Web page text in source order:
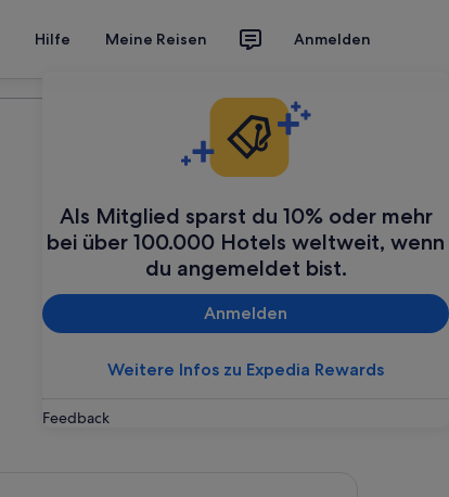
Hilfe Meine Reisen Anmelden
Als Mitglied sparst du 10% oder mehr
bei über 100.000 Hotels weltweit, wenn
du angemeldet bist.
Anmelden
Weitere Infos zu Expedia Rewards
Feedback